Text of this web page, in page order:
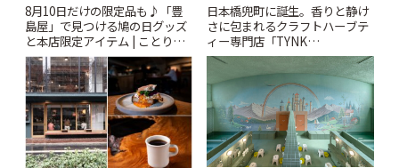
8月10日だけの限定品も♪「豊
島屋」で見つける鳩の日グッズ
と本店限定アイテム | ことりっ
ぷ
日本橋兜町に誕生。香りと静け
さに包まれるクラフトハーブテ
ィー専門店「TYNK
Kabutocho」 | ことりっぷ